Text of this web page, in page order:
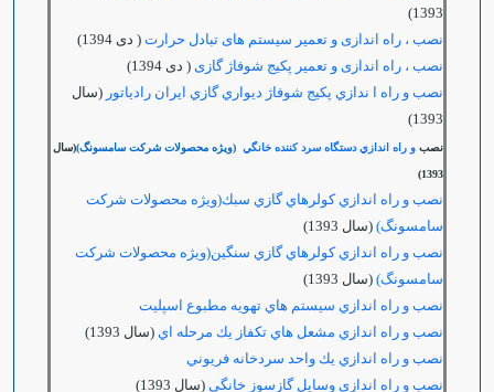
1393)
نصب ، راه اندازی و تعمیر سیستم های تبادل حرارت ( دی 1394)
نصب ، راه اندازی و تعمیر پکیج شوفاژ گازی ( دی 1394)
نصب و راه ا ندازي پكيج شوفاژ ديواري گازي ايران رادياتور (سال
1393)
نصب و راه اندازي دستگاه سرد كننده خانگي (ويژه محصولات شركت سامسونگ)(سال
1393)
نصب و راه اندازي كولرهاي گازي سبك(ويژه محصولات شركت
سامسونگ) (سال 1393)
نصب و راه اندازي كولرهاي گازي سنگين(ويژه محصولات شركت
سامسونگ) (سال 1393)
نصب و راه اندازي سيستم هاي تهويه مطبوع اسپليت
نصب و راه اندازي مشعل هاي تكفاز يك مرحله اي (سال 1393)
نصب و راه اندازي يك واحد سردخانه فريوني
نصب و راه اندازی وسایل گازسوز خانگی (سال 1393)